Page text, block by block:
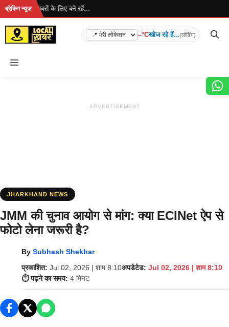
Skip
content
ब्रेकिंग न्यूज़
है... ताज़ा खबरों के लिए बने रहें...
--°Cखोज रहे हैं...(लोडिंग)
Menu
ADVERTISEMENT
JHARKHAND NEWS
JMM की चुनाव आयोग से मांग: क्या ECINet ऐप से
फोटो लेना जरूरी है?
By Subhash Shekhar
प्रकाशित: Jul 02, 2026 | शाम 8:10अपडेटेड: Jul 02, 2026 | शाम 8:10
⏱️ पढ़ने का समय: 4 मिनट